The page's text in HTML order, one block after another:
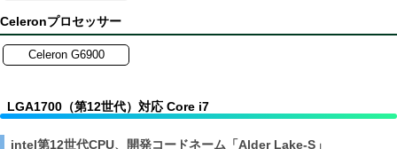
Celeronプロセッサー
Celeron G6900
LGA1700（第12世代）対応 Core i7
intel第12世代CPU、開発コードネーム「Alder Lake-S」